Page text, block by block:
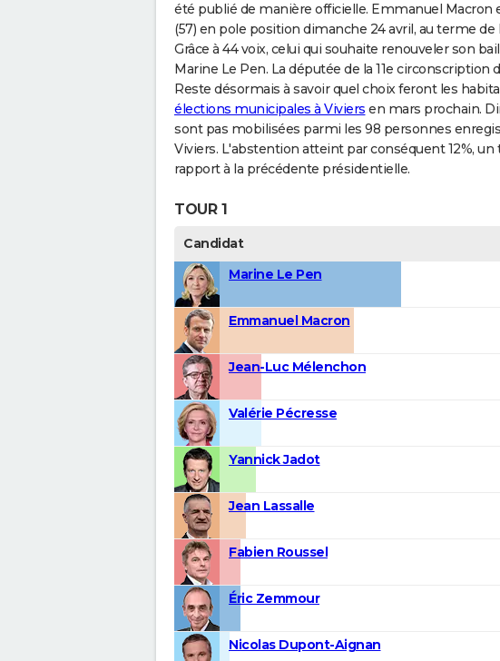
été publié de manière officielle. Emmanuel Macron
(57) en pole position dimanche 24 avril, au terme
Grâce à 44 voix, celui qui souhaite renouveler son
Marine Le Pen. La députée de la 11e circonscription
Reste désormais à savoir quel choix feront les
élections municipales à Viviers en mars prochain.
sont pas mobilisées parmi les 98 personnes
Viviers. L'abstention atteint par conséquent 12%, un
rapport à la précédente présidentielle.
TOUR 1
Candidat
Marine Le Pen
Emmanuel Macron
Jean-Luc Mélenchon
Valérie Pécresse
Yannick Jadot
Jean Lassalle
Fabien Roussel
Éric Zemmour
Nicolas Dupont-Aignan